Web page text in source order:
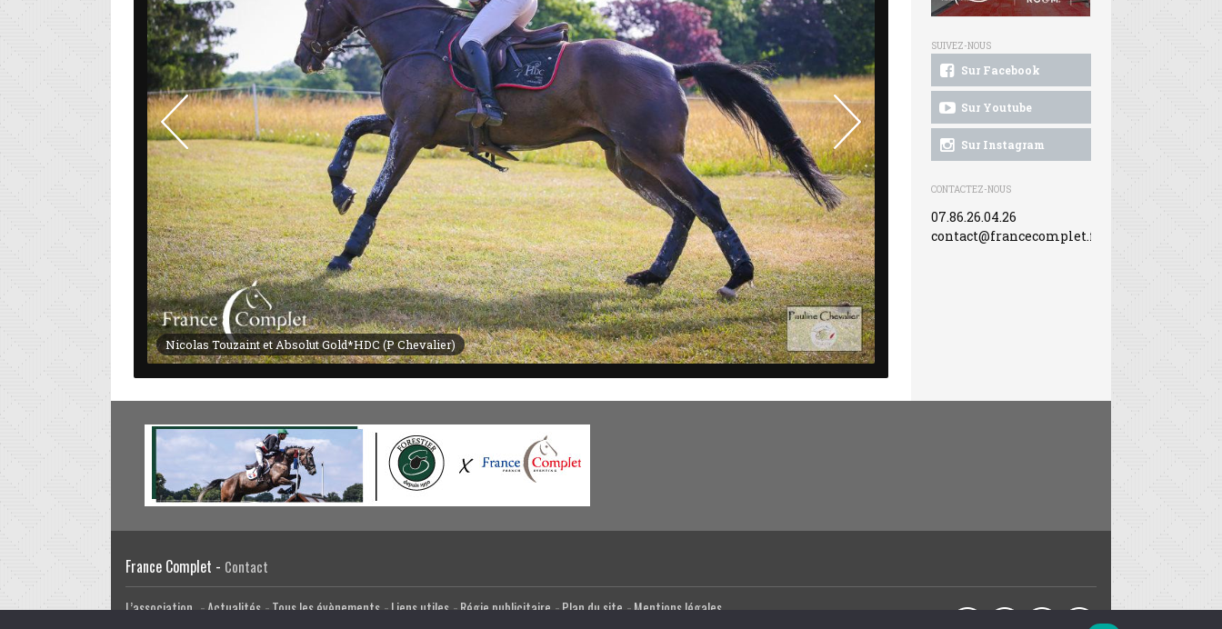
Nicolas Touzaint et Absolut Gold*HDC (P Chevalier)
SUIVEZ-NOUS
Sur Facebook
Sur Youtube
Sur Instagram
CONTACTEZ-NOUS
07.86.26.04.26
contact@francecomplet.fr
France Complet - Contact
L’association Actualités Tous les évènements Liens utiles Régie publicitaire Plan du site Mentions légales